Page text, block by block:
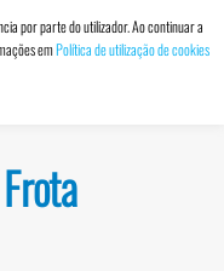
por parte do utilizador. Ao continuar a
emPolítica de utilização de cookies